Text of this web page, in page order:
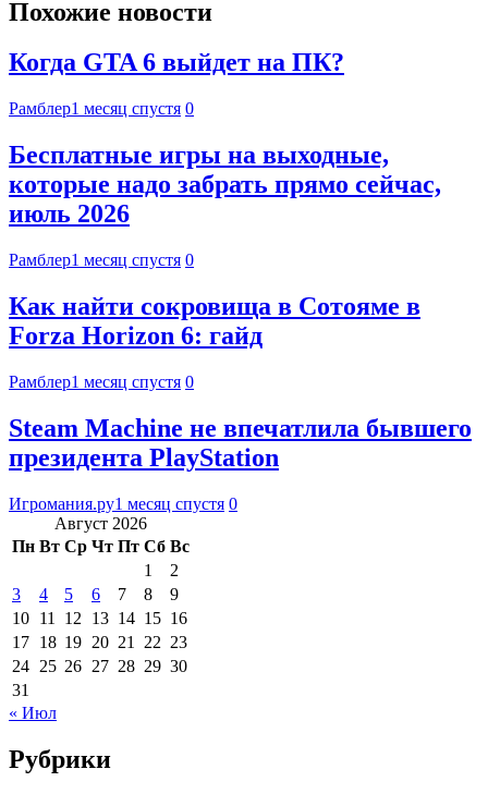
Похожие новости
Когда GTA 6 выйдет на ПК?
Рамблер1 месяц спустя 0
Бесплатные игры на выходные,
которые надо забрать прямо сейчас,
июль 2026
Рамблер1 месяц спустя 0
Как найти сокровища в Сотояме в
Forza Horizon 6: гайд
Рамблер1 месяц спустя 0
Steam Machine не впечатлила бывшего
президента PlayStation
Игромания.ру1 месяц спустя 0
Август 2026
Пн Вт Ср Чт Пт Сб Вс
1
2
3
4 5 6 7 8
9
10 11 12 13 14 15 16
17 18 19 20 21 22 23
24 25 26 27 28 29 30
31
« Июл
Рубрики